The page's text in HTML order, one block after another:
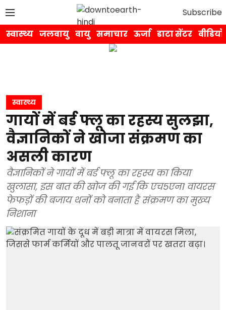
Subscribe
स्वास्थ्य जलवायु वायु समाचार ऊर्जा डाटा सेंटर वीडियो
स्वास्थ्य
गायों में बर्ड फ्लू का रहस्य सुलझा,
वैज्ञानिकों ने खोजा संक्रमण का
असली कारण
वैज्ञानिकों ने गायों में बर्ड फ्लू का रहस्य का किया
खुलासा, इस बात की खोज की गई कि एच5एन1 वायरस
फेफड़ों की बजाय थनों को बनाता है संक्रमण का मुख्य
निशाना